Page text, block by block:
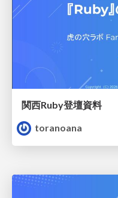
関西Ruby登壇資料
toranoana